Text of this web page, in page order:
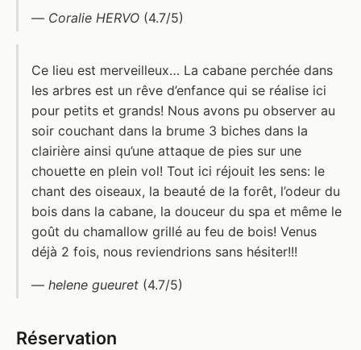
— Coralie HERVO (4.7/5)
Ce lieu est merveilleux… La cabane perchée dans
les arbres est un rêve d’enfance qui se réalise ici
pour petits et grands! Nous avons pu observer au
soir couchant dans la brume 3 biches dans la
clairière ainsi qu’une attaque de pies sur une
chouette en plein vol! Tout ici réjouit les sens: le
chant des oiseaux, la beauté de la forêt, l’odeur du
bois dans la cabane, la douceur du spa et même le
goût du chamallow grillé au feu de bois! Venus
déjà 2 fois, nous reviendrions sans hésiter!!!
— helene gueuret (4.7/5)
Réservation